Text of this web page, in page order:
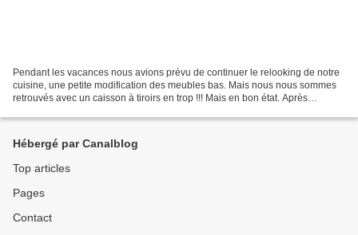
Pendant les vacances nous avions prévu de continuer le relooking de notre
cuisine, une petite modification des meubles bas. Mais nous nous sommes
retrouvés avec un caisson à tiroirs en trop !!! Mais en bon état. Après
Hébergé par Canalblog
Top articles
Pages
Contact